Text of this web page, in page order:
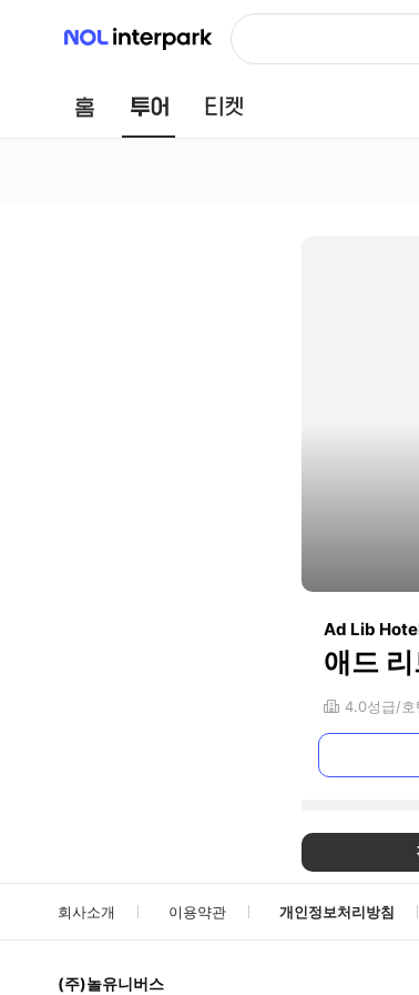
NOL 인터파크
홈 투어
Ad Lib
애드
4.0성급 호
회사소개 이용약관 개인정보처리방침
(주)놀유니버스